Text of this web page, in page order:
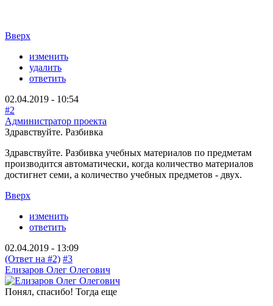
Вверх
изменить
удалить
ответить
02.04.2019 - 10:54
#2
Администратор проекта
Здравствуйте. Разбивка
Здравствуйте. Разбивка учебных материалов по предметам
производится автоматически, когда количество материалов
достигнет семи, а количество учебных предметов - двух.
Вверх
изменить
ответить
02.04.2019 - 13:09
(Ответ на #2) #3
Елизаров Олег Олегович
Понял, спасибо! Тогда еще